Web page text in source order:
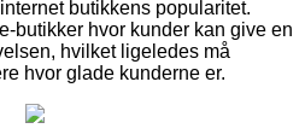
butikkens popularitet.
butikker hvor kunder kan give en
hvilket ligeledes må
hvor glade kunderne er.